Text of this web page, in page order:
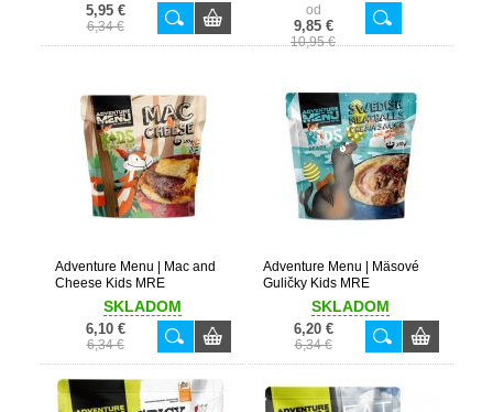
5,95 €
6,34 €
od
9,85 €
10,95 €
Adventure Menu | Mac and
Cheese Kids MRE
SKLADOM
6,10 €
6,34 €
Adventure Menu | Mäsové
Guličky Kids MRE
SKLADOM
6,20 €
6,34 €